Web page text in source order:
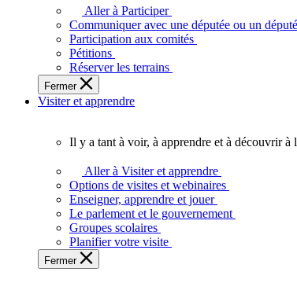
fonctionner
plein
potentiel,
l'Assemblée
a
besoin
Aller à Participer
Communiquer avec une députée ou un député
Participation aux comités
Pétitions
Réserver les terrains
Fermer
Visiter et apprendre
voir,
apprendre
et
Il y a tant à voir, à apprendre et à découvrir à
Aller à Visiter et apprendre
Options de visites et webinaires
Enseigner, apprendre et jouer
Le parlement et le gouvernement
Groupes scolaires
Planifier votre visite
Fermer